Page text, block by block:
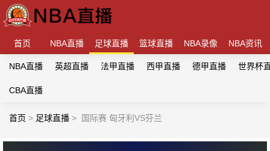
首页 NBA直播 足球直播 篮球直播 NBA录像 NBA资讯
NBA直播 英超直播 法甲直播 西甲直播 德甲直播 世界杯
CBA直播
首页 > 足球直播 > 国际赛 匈牙利VS芬兰